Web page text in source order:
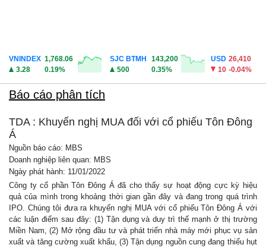
VNINDEX 1,768.06
3.28
0.19%
SJC BTMH
143,200
500
0.35%
USD 26,410
10 -0.04%
Báo cáo phân tích
TDA : Khuyến nghị MUA đối với cổ phiếu Tôn Đông
Á
Nguồn báo cáo: MBS
Doanh nghiệp liên quan: MBS
Ngày phát hành: 11/01/2022
Công ty cổ phần Tôn Đông Á đã cho thấy sự hoạt động cực kỳ hiệu
quả của mình trong khoảng thời gian gần đây và đang trong quá trình
IPO. Chúng tôi đưa ra khuyến nghị MUA với cổ phiếu Tôn Đông Á với
các luận điểm sau đây: (1) Tận dụng và duy trì thế mạnh ở thị trường
Miền Nam, (2) Mở rộng đầu tư và phát triển nhà máy mới phục vụ sản
xuất và tăng cường xuất khẩu, (3) Tận dụng nguồn cung đang thiếu hụt